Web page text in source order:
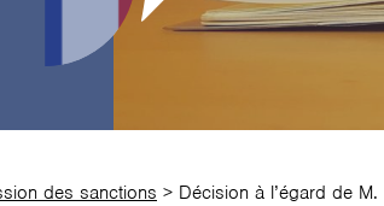
des sanctions > Décision à l’égard de